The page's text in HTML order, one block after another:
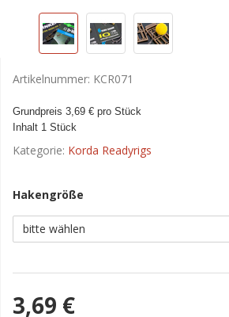
Artikelnummer: KCR071
Grundpreis 3,69 € pro Stück
Inhalt 1 Stück
Kategorie: Korda Readyrigs
Hakengröße
bitte wählen
3,69 €